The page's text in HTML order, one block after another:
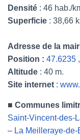
Densité : 46 hab./
Superficie : 38,66
Adresse de la
Position : 47.6235
Altitude : 40 m.
Site internet :
■ Communes
Saint-Vincent-des-
– La Meilleraye-de-